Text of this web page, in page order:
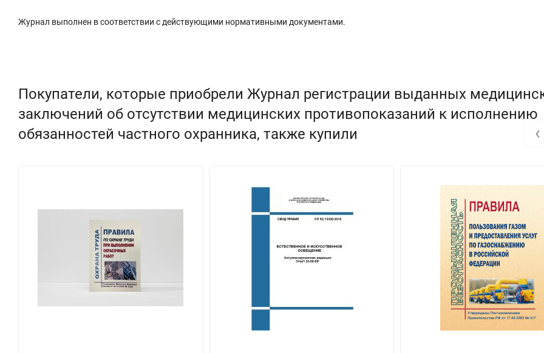
Журнал выполнен в соответствии с действующими нормативными документами.
Покупатели, которые приобрели Журнал регистрации выданных
заключений об отсутствии медицинских противопоказаний к исполнению
обязанностей частного охранника, также купили
‹